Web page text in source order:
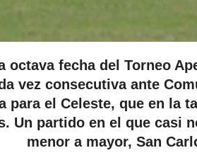
octava fecha del Torneo
vez consecutiva ante
para el Celeste, que en la
Un partido en el que casi
menor a mayor, San